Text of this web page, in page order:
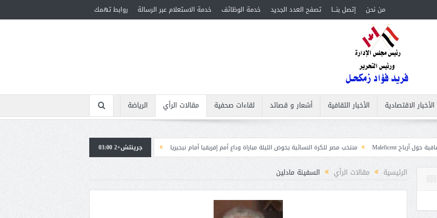
من نحن إتصل بنـــا تصفح العدد الجديد خدمة الوظائف خدمة الاستعلام عبر الرسالة روابط تهمك
الأخبار الاقتصادية الأخبار الثقافية أشعار و قصائد لقاءات صحفية مقالات الرأي
الرياضة
منتخب مصر للكرة النسائية يخوض الليلة مباراة وداع أمم إفريقيا أمام نيجيريا
استقبال جماهيرى حاشد لمحمد صلاح لدى وصوله إلى تركيا لإتمام انتقاله إلى
جرينتش+2 03:00
الرئيسية مقالات الرأي السفينة مادلين